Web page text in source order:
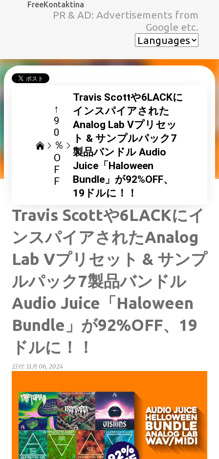
スキップしてメイン コンテンツに移動
FreeKontaktina
PR & AD: Advertisements from
Google etc.
↑
9
0
％
O
F
F
Travis Scottや6LACKに
インスパイアされた
Analog Lab Vプリセッ
ト & サンプルパック7
製品バンドル Audio
Juice「Haloween
Bundle」が92%OFF、
19ドルに！！
Travis Scottや6LACKにイ
ンスパイアされたAnalog
Lab Vプリセット & サンプ
ルパック7製品バンドル
Audio Juice「Haloween
Bundle」が92%OFF、19
ドルに！！
日付: 11月 06, 2024